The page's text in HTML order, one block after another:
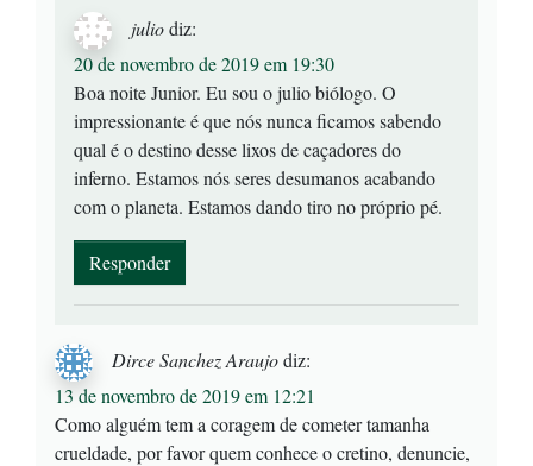
juliodiz:
20 de novembro de 2019 em 19:30
Boa noite Junior. Eu sou o julio biólogo. O
impressionante é que nós nunca ficamos sabendo
qual é o destino desse lixos de caçadores do
inferno. Estamos nós seres desumanos acabando
com o planeta. Estamos dando tiro no próprio pé.
Responder
Dirce Sanchez Araujodiz:
13 de novembro de 2019 em 12:21
Como alguém tem a coragem de cometer tamanha
crueldade, por favor quem conhece o cretino, denuncie,